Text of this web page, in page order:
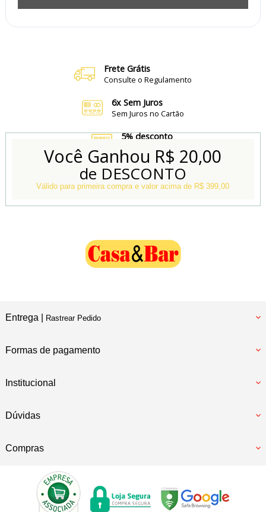
Frete Grátis
Consulte o Regulamento
6x Sem Juros
Sem Juros no Cartão
5% desconto
no Boleto e Pix
Conheça também
Nossa Loja Física
Você Ganhou R$ 20,00
de DESCONTO
Válido para primeira compra e valor acima de R$ 399,00
Entrega | Rastrear Pedido
Formas de pagamento
Institucional
Dúvidas
Compras